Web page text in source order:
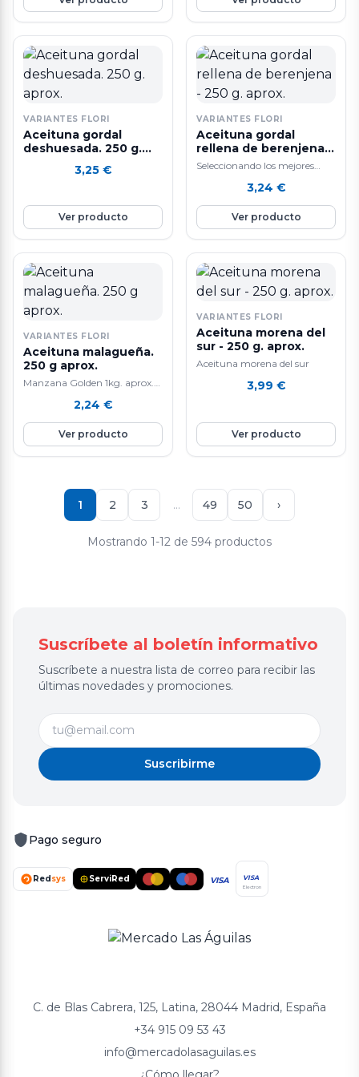
VARIANTES FLORI
Aceituna gordal
deshuesada. 250 g.
3,25 €
Ver producto
VARIANTES FLORI
Aceituna gordal
rellena de berenjena -
250 g. aprox.
Seleccionando los mejores
sistema de elaboración diaria
que hacen que nuestras…
3,24 €
Ver producto
VARIANTES FLORI
Aceituna malagueña.
250 g aprox.
Manzana Golden 1kg. aprox.
fruta nutritiva e hidratante ya
que está compuesta por agua
en un 85%, aporta vitamina E
y C, rica en fibra y en potasio.
intestinal. Ayuda a controlar
el colesterol.
2,24 €
Ver producto
VARIANTES FLORI
Aceituna morena del
sur - 250 g. aprox.
Aceituna morena del sur
3,99 €
Ver producto
1 2 3 … 49 50 ›
Mostrando 1-12 de 594 productos
Suscríbete al boletín informativo
Suscríbete a nuestra lista de correo para recibir las
últimas novedades y promociones.
Suscribirme
Pago seguro
Redsys ServiRed VISA VISA
Electron
C. de Blas Cabrera, 125, Latina, 28044 Madrid, España
+34 915 09 53 43
info@mercadolasaguilas.es